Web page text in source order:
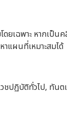
เฉพาะ หากเ
แผนที่เหมาะสมได้
ชปฏิบัติทั่วไป,